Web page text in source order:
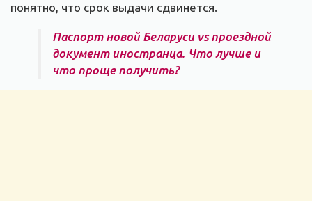
понятно, что срок выдачи сдвинется.
Паспорт новой Беларуси vs проездной
документ иностранца. Что лучше и
что проще получить?